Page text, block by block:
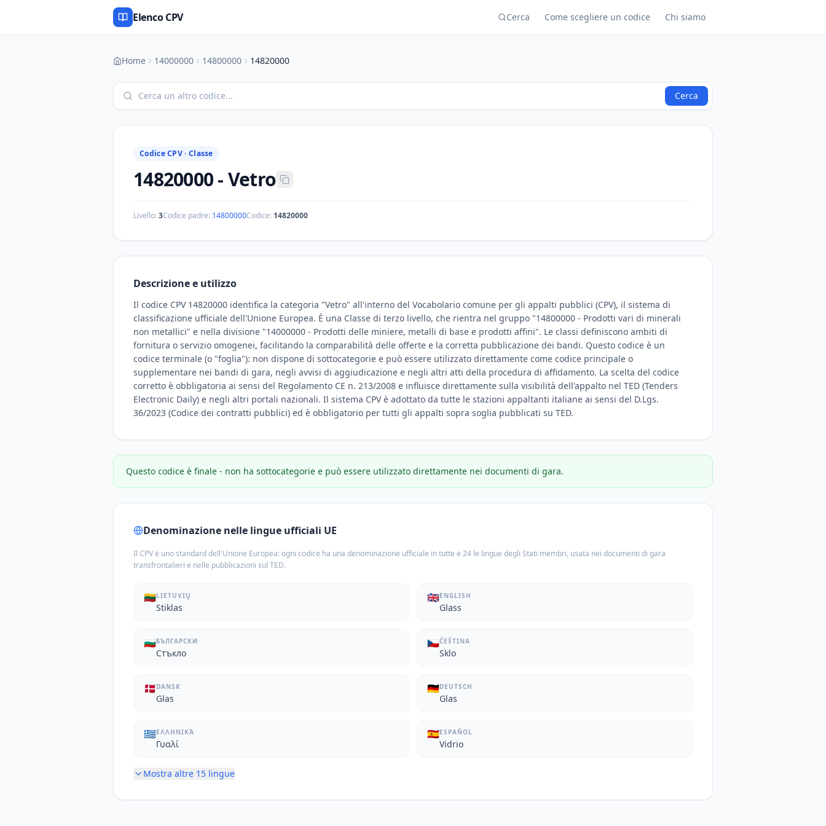
Elenco CPV Cerca Come scegliere un codice Chi siamo
Home 14000000 14800000 14820000
Cerca
Codice CPV · Classe
14820000-Vetro
Livello:3Codice padre: 14800000Codice: 14820000
Descrizione e utilizzo
Il codice CPV 14820000 identifica la categoria "Vetro" all'interno del Vocabolario comune per gli appalti pubblici (CPV), il sistema di
classificazione ufficiale dell'Unione Europea. È una Classe di terzo livello, che rientra nel gruppo "14800000 - Prodotti vari di minerali
non metallici" e nella divisione "14000000 - Prodotti delle miniere, metalli di base e prodotti affini". Le classi definiscono ambiti di
fornitura o servizio omogenei, facilitando la comparabilità delle offerte e la corretta pubblicazione dei bandi. Questo codice è un
codice terminale (o "foglia"): non dispone di sottocategorie e può essere utilizzato direttamente come codice principale o
supplementare nei bandi di gara, negli avvisi di aggiudicazione e negli altri atti della procedura di affidamento. La scelta del codice
corretto è obbligatoria ai sensi del Regolamento CE n. 213/2008 e influisce direttamente sulla visibilità dell'appalto nel TED (Tenders
Electronic Daily) e negli altri portali nazionali. Il sistema CPV è adottato da tutte le stazioni appaltanti italiane ai sensi del D.Lgs.
36/2023 (Codice dei contratti pubblici) ed è obbligatorio per tutti gli appalti sopra soglia pubblicati su TED.
Questo codice è finale - non ha sottocategorie e può essere utilizzato direttamente nei documenti di gara.
Denominazione nelle lingue ufficiali UE
Il CPV è uno standard dell'Unione Europea: ogni codice ha una denominazione ufficiale in tutte e 24 le lingue degli Stati membri, usata nei documenti di gara
transfrontalieri e nelle pubblicazioni sul TED.
🇱🇹LIETUVIŲ
Stiklas
🇬🇧ENGLISH
Glass
🇧🇬БЪЛГАРСКИ
Стъкло
🇨🇿ČEŠTINA
Sklo
🇩🇰 DANSK
Glas
🇩🇪DEUTSCH
Glas
🇬🇷ΕΛΛΗΝΙΚΆ
Γυαλί
🇪🇸ESPAÑOL
Vidrio
Mostra altre 15 lingue